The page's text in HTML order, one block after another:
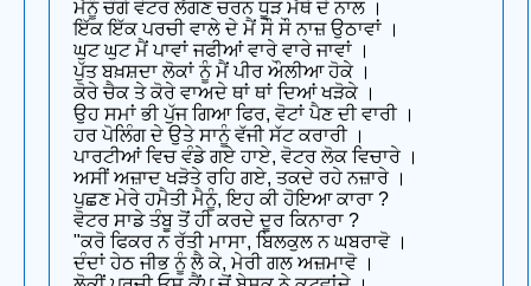
ਮੈਨੂੰ ਚੰਗੇ ਵੋਟਰ ਲੱਗਣ ਚਰਨ ਧੂੜ ਮੱਥੇ ਦੇ ਨਾਲ ।
ਇੱਕ ਇੱਕ ਪਰਚੀ ਵਾਲੇ ਦੇ ਮੈਂ ਸੌ ਸੌ ਨਾਜ਼ ਉਠਾਵਾਂ ।
ਘੁਟ ਘੁਟ ਮੈਂ ਪਾਵਾਂ ਜਫੀਆਂ ਵਾਰੇ ਵਾਰੇ ਜਾਵਾਂ ।
ਪੁੱਤ ਬਖ਼ਸ਼ਦਾ ਲੋਕਾਂ ਨੂੰ ਮੈਂ ਪੀਰ ਔਲੀਆ ਹੋਕੇ ।
ਕੋਰੇ ਚੈਕ ਤੇ ਕੋਰੇ ਵਾਅਦੇ ਥਾਂ ਥਾਂ ਦਿਆਂ ਖੜੋਕੇ ।
ਉਹ ਸਮਾਂ ਭੀ ਪੁੱਜ ਗਿਆ ਫਿਰ, ਵੋਟਾਂ ਪੈਣ ਦੀ ਵਾਰੀ ।
ਹਰ ਪੋਲਿੰਗ ਦੇ ਉਤੇ ਸਾਨੂੰ ਵੱਜੀ ਸੱਟ ਕਰਾਰੀ ।
ਪਾਰਟੀਆਂ ਵਿਚ ਵੰਡੇ ਗਏ ਹਾਏ, ਵੋਟਰ ਲੋਕ ਵਿਚਾਰੇ ।
ਅਸੀਂ ਅਜ਼ਾਦ ਖੜੋਤੇ ਰਹਿ ਗਏ, ਤਕਦੇ ਰਹੇ ਨਜ਼ਾਰੇ ।
ਪੁਛਣ ਮੇਰੇ ਹਮੈਤੀ ਮੈਨੂੰ, ਇਹ ਕੀ ਹੋਇਆ ਕਾਰਾ ?
ਵੋਟਰ ਸਾਡੇ ਤੰਬੂ ਤੋਂ ਹੀ ਕਰਦੇ ਦੂਰ ਕਿਨਾਰਾ ?
"ਕਰੋ ਫਿਕਰ ਨ ਰੱਤੀ ਮਾਸਾ, ਬਿਲਕੁਲ ਨ ਘਬਰਾਵੋ ।
ਦੰਦਾਂ ਹੇਠ ਜੀਭ ਨੂੰ ਲੈ ਕੇ, ਮੇਰੀ ਗਲ ਅਜ਼ਮਾਵੋ ।